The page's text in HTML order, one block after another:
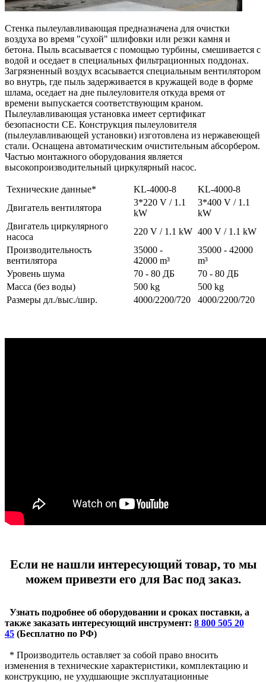
Стенка пылеулавливающая предназначена для очистки
воздуха во время "сухой" шлифовки или резки камня и
бетона. Пыль всасывается с помощью турбины, смешивается с
водой и оседает в специальных фильтрационных поддонах.
Загрязненный воздух всасывается специальным вентилятором
во внутрь, где пыль задерживается в кружащей воде в форме
шлама, оседает на дне пылеуловителя откуда время от
времени выпускается соответствующим краном.
Пылеулавливающая установка имеет сертификат
безопасности СЕ. Конструкция пылеуловителя
(пылеулавливающей установки) изготовлена из нержавеющей
стали. Оснащена автоматическим очистительным абсорбером.
Частью монтажного оборудования является
высокопроизводительный циркулярный насос.
Технические данные* KL-4000-8
KL-4000-8
Двигатель вентилятора
3*220 V / 1.1
kW
3*400 V / 1.1
kW
Двигатель циркулярного
насоса
220 V / 1.1 kW 400 V / 1.1 kW
Производительность
вентилятора
35000 -
42000 m³
35000 - 42000
m³
Уровень шума
70 - 80 ДБ
70 - 80 ДБ
Масса (без воды)
500 kg
500 kg
Размеры дл./выс./шир.
4000/2200/720 4000/2200/720
Если не нашли интересующий товар, то мы
можем привезти его для Вас под заказ.
Узнать подробнее об оборудовании и сроках поставки, а
также заказать интересующий инструмент: 8 800 505 20
45 (Бесплатно по РФ)
* Производитель оставляет за собой право вносить
изменения в технические характеристики, комплектацию и
конструкцию, не ухудшающие эксплуатационные